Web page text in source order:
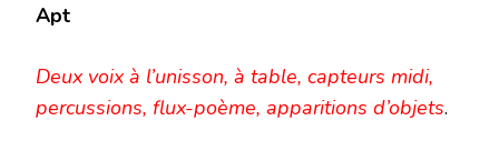
Apt
Deux voix à l’unisson, à table, capteurs midi,
percussions, flux-poème, apparitions d’objets.